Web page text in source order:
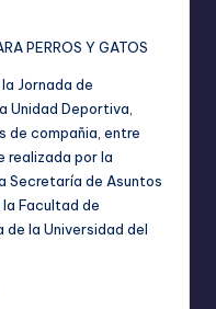
PERROS Y GATOS
Jornada de
Unidad Deportiva,
de compañia, entre
realizada por la
Secretaría de Asuntos
Facultad de
la Universidad del